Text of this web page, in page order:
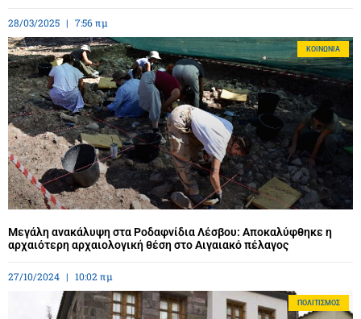
28/03/2025 7:56 πμ
ΚΟΙΝΩΝΊΑ
Μεγάλη ανακάλυψη στα Ροδαφνίδια Λέσβου: Αποκαλύφθηκε η
αρχαιότερη αρχαιολογική θέση στο Αιγαιακό πέλαγος
27/10/2024 10:02 πμ
ΠΟΛΙΤΙΣΜΌΣ